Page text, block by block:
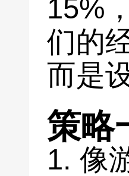
15%
们的
而是
策略
1. 像